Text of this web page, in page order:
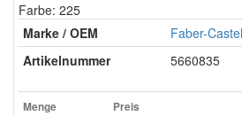
Farbe: 225
Marke / OEM
Faber-
Artikelnummer
5660835
Menge
Preis